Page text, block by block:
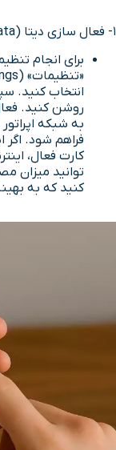
1- فعال سازی دیتا (Cellular Data)
برای انجام
روشن کنید.
به شبکه
فراهم شود. اگر
کارت فعال،
توانید میزان
کنید که به